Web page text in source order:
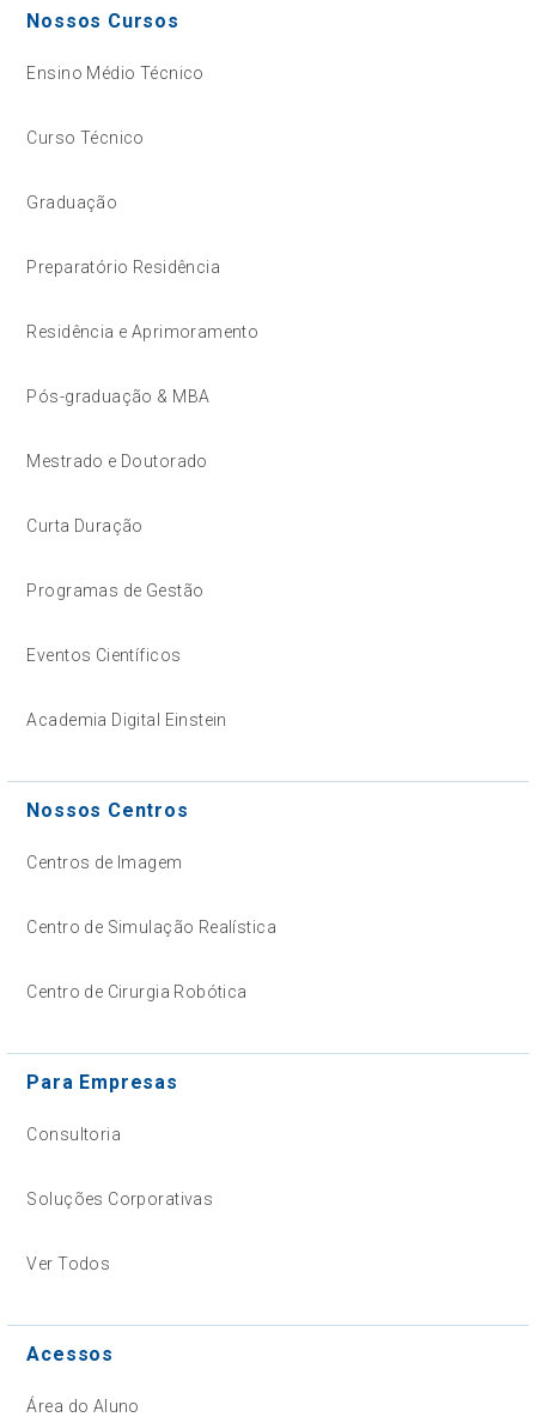
Nossos Cursos
Ensino Médio Técnico
Curso Técnico
Graduação
Preparatório Residência
Residência e Aprimoramento
Pós-graduação & MBA
Mestrado e Doutorado
Curta Duração
Programas de Gestão
Eventos Científicos
Academia Digital Einstein
Nossos Centros
Centros de Imagem
Centro de Simulação Realística
Centro de Cirurgia Robótica
Para Empresas
Consultoria
Soluções Corporativas
Ver Todos
Acessos
Área do Aluno